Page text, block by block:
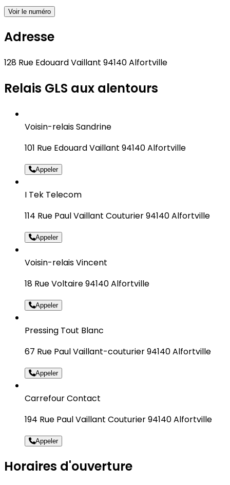
Voir le numéro
Adresse
128 Rue Edouard Vaillant 94140 Alfortville
Relais GLS aux alentours
Voisin-relais Sandrine
101 Rue Edouard Vaillant 94140 Alfortville
Appeler
I Tek Telecom
114 Rue Paul Vaillant Couturier 94140 Alfortville
Appeler
Voisin-relais Vincent
18 Rue Voltaire 94140 Alfortville
Appeler
Pressing Tout Blanc
67 Rue Paul Vaillant-couturier 94140 Alfortville
Appeler
Carrefour Contact
194 Rue Paul Vaillant Couturier 94140 Alfortville
Appeler
Horaires d'ouverture